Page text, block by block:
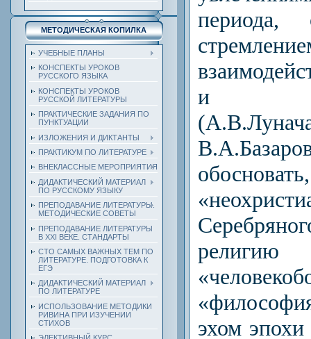
МЕТОДИЧЕСКАЯ КОПИЛКА
УЧЕБНЫЕ ПЛАНЫ
КОНСПЕКТЫ УРОКОВ
РУССКОГО ЯЗЫКА
КОНСПЕКТЫ УРОКОВ
РУССКОЙ ЛИТЕРАТУРЫ
ПРАКТИЧЕСКИЕ ЗАДАНИЯ ПО
ПУНКТУАЦИИ
ИЗЛОЖЕНИЯ И ДИКТАНТЫ
ПРАКТИКУМ ПО ЛИТЕРАТУРЕ
ВНЕКЛАССНЫЕ МЕРОПРИЯТИЯ
ДИДАКТИЧЕСКИЙ МАТЕРИАЛ
ПО РУССКОМУ ЯЗЫКУ
ПРЕПОДАВАНИЕ ЛИТЕРАТУРЫ.
МЕТОДИЧЕСКИЕ СОВЕТЫ
ПРЕПОДАВАНИЕ ЛИТЕРАТУРЫ
В XXI ВЕКЕ. СТАНДАРТЫ
СТО САМЫХ ВАЖНЫХ ТЕМ ПО
ЛИТЕРАТУРЕ. ПОДГОТОВКА К
ЕГЭ
ДИДАКТИЧЕСКИЙ МАТЕРИАЛ
ПО ЛИТЕРАТУРЕ
ИСПОЛЬЗОВАНИЕ МЕТОДИКИ
РИВИНА ПРИ ИЗУЧЕНИИ
СТИХОВ
периода,
и
религию
эхом